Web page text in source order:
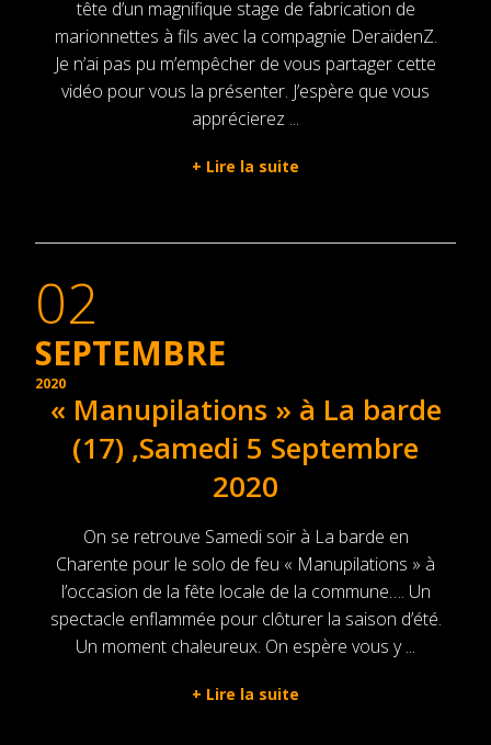
tête d’un magnifique stage de fabrication de
marionnettes à fils avec la compagnie DeraïdenZ.
Je n’ai pas pu m’empêcher de vous partager cette
vidéo pour vous la présenter. J’espère que vous
apprécierez ...
+ Lire la suite
02
SEPTEMBRE
2020
« Manupilations » à La barde
(17) ,Samedi 5 Septembre
2020
On se retrouve Samedi soir à La barde en
Charente pour le solo de feu « Manupilations » à
l’occasion de la fête locale de la commune…. Un
spectacle enflammée pour clôturer la saison d’été.
Un moment chaleureux. On espère vous y ...
+ Lire la suite